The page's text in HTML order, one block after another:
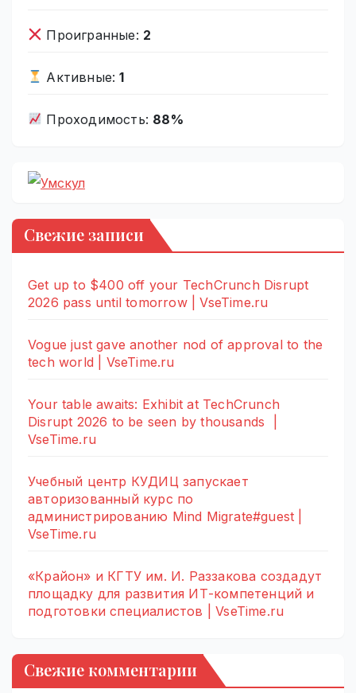
Проигранные: 2
Активные:1
Проходимость: 88%
Свежие записи
Get up to $400 off your TechCrunch Disrupt
2026 pass until tomorrow | VseTime.ru
Vogue just gave another nod of approval to the
tech world | VseTime.ru
Your table awaits: Exhibit at TechCrunch
Disrupt 2026 to be seen by thousands |
VseTime.ru
Учебный центр КУДИЦ запускает
авторизованный курс по
администрированию Mind Migrate#guest |
VseTime.ru
«Крайон» и КГТУ им. И. Раззакова создадут
площадку для развития ИТ-компетенций и
подготовки специалистов | VseTime.ru
Свежие комментарии